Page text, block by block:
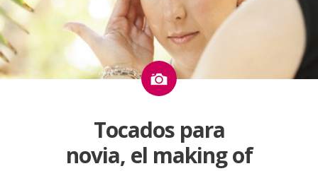
Imagen
Tocados para
novia, el making of